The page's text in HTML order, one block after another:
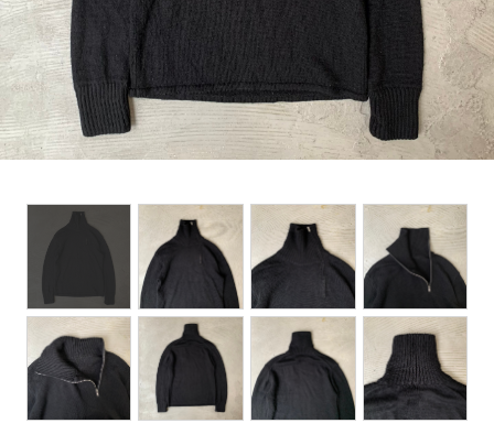
TOPS
OUTER WEAR
BOTTOMS
DESIGNERS ARCHIVES